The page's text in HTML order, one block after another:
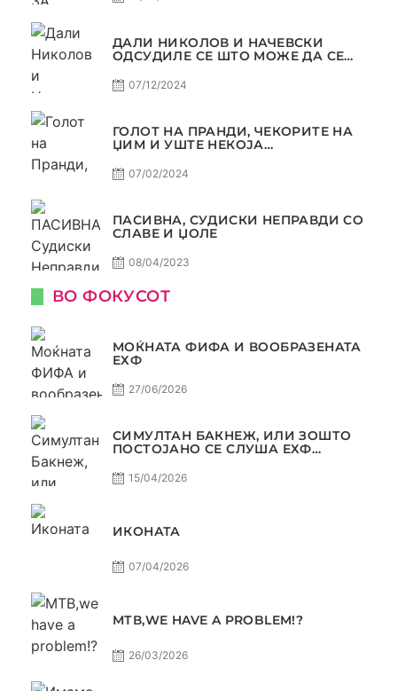
ДАЛИ НИКОЛОВ И НАЧЕВСКИ
ОДСУДИЛЕ СЕ ШТО МОЖЕ ДА СЕ
07/12/2024
ГОЛОТ НА ПРАНДИ, ЧЕКОРИТЕ НА
ЏИМ И УШТЕ НЕКОЈА
САМО РАКОМЕТ
07/02/2024
ПАСИВНА, СУДИСКИ НЕПРАВДИ СО
СЛАВЕ И ЏОЛЕ
08/04/2023
ВО ФОКУСОТ
МОЌНАТА ФИФА И ВООБРАЗЕНАТА
ЕХФ
27/06/2026
СИМУЛТАН БАКНЕЖ, ИЛИ ЗОШТО
ПОСТОЈАНО СЕ СЛУША ЕХФ
15/04/2026
ИКОНАТА
07/04/2026
МТВ,WE HAVE A PROBLEM!?
26/03/2026